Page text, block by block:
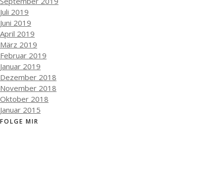
Juli 2019
Juni 2019
April 2019
März 2019
Februar 2019
Januar 2019
Dezember 2018
November 2018
Oktober 2018
Januar 2015
FOLGE MIR